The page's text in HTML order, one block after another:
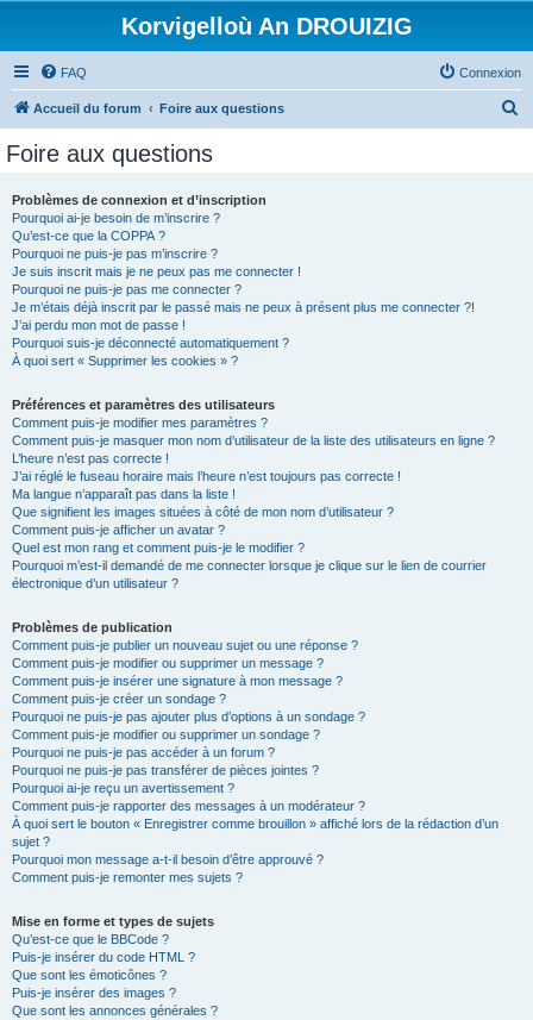
Korvigelloù An DROUIZIG
FAQ Connexion
Accueil du forum Foire aux questions
Foire aux questions
Problèmes de connexion et d’inscription
Pourquoi ai-je besoin de m’inscrire ?
Qu’est-ce que la COPPA ?
Pourquoi ne puis-je pas m’inscrire ?
Je suis inscrit mais je ne peux pas me connecter !
Pourquoi ne puis-je pas me connecter ?
Je m’étais déjà inscrit par le passé mais ne peux à présent plus me connecter ?!
J’ai perdu mon mot de passe !
Pourquoi suis-je déconnecté automatiquement ?
À quoi sert « Supprimer les cookies » ?
Préférences et paramètres des utilisateurs
Comment puis-je modifier mes paramètres ?
Comment puis-je masquer mon nom d’utilisateur de la liste des utilisateurs en ligne ?
L’heure n’est pas correcte !
J’ai réglé le fuseau horaire mais l’heure n’est toujours pas correcte !
Ma langue n’apparaît pas dans la liste !
Que signifient les images situées à côté de mon nom d’utilisateur ?
Comment puis-je afficher un avatar ?
Quel est mon rang et comment puis-je le modifier ?
Pourquoi m’est-il demandé de me connecter lorsque je clique sur le lien de courrier
électronique d’un utilisateur ?
Problèmes de publication
Comment puis-je publier un nouveau sujet ou une réponse ?
Comment puis-je modifier ou supprimer un message ?
Comment puis-je insérer une signature à mon message ?
Comment puis-je créer un sondage ?
Pourquoi ne puis-je pas ajouter plus d’options à un sondage ?
Comment puis-je modifier ou supprimer un sondage ?
Pourquoi ne puis-je pas accéder à un forum ?
Pourquoi ne puis-je pas transférer de pièces jointes ?
Pourquoi ai-je reçu un avertissement ?
Comment puis-je rapporter des messages à un modérateur ?
À quoi sert le bouton « Enregistrer comme brouillon » affiché lors de la rédaction d’un
sujet ?
Pourquoi mon message a-t-il besoin d’être approuvé ?
Comment puis-je remonter mes sujets ?
Mise en forme et types de sujets
Qu’est-ce que le BBCode ?
Puis-je insérer du code HTML ?
Que sont les émoticônes ?
Puis-je insérer des images ?
Que sont les annonces générales ?